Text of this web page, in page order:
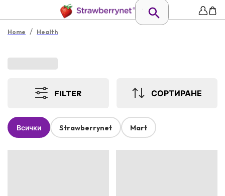
Home / Health
FILTER СОРТИРАНЕ
Всички Strawberrynet Mart